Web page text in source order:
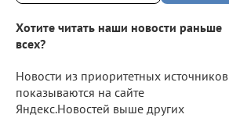
Хотите читать наши новости раньше
всех?
Новости из приоритетных источников
показываются на сайте
Яндекс.Новостей выше других